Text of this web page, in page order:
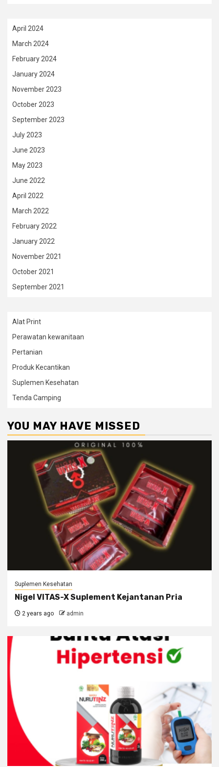
April 2024
March 2024
February 2024
January 2024
November 2023
October 2023
September 2023
July 2023
June 2023
May 2023
June 2022
April 2022
March 2022
February 2022
January 2022
November 2021
October 2021
September 2021
Alat Print
Perawatan kewanitaan
Pertanian
Produk Kecantikan
Suplemen Kesehatan
Tenda Camping
YOU MAY HAVE MISSED
Suplemen Kesehatan
Nigel VITAS-X Suplement Kejantanan Pria
2 years ago admin